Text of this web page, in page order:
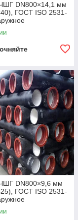
DN800×14,1 мм
ГОСТ ISO 2531-
покрытие,
цементно-
DN800×9,6 мм
ГОСТ ISO 2531-
покрытие,
цементно-